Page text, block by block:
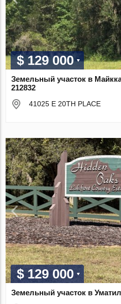
$ 129 000
Земельный участок в
212832
41025 E 20TH PLACE
$ 129 000
Земельный участок в